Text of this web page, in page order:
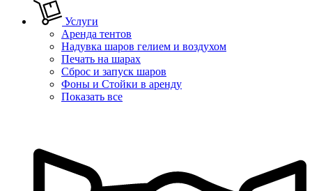
Услуги
Аренда тентов
Надувка шаров гелием и воздухом
Печать на шарах
Сброс и запуск шаров
Фоны и Стойки в аренду
Показать все